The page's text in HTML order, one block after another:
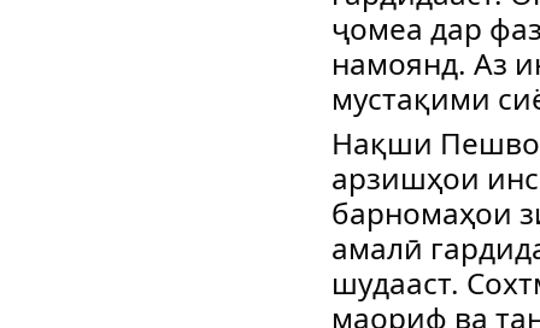
ҷомеа дар
намоянд. Аз
мустақими
Нақши
арзишҳои
барномаҳои
амалӣ
шудааст.
маориф ва